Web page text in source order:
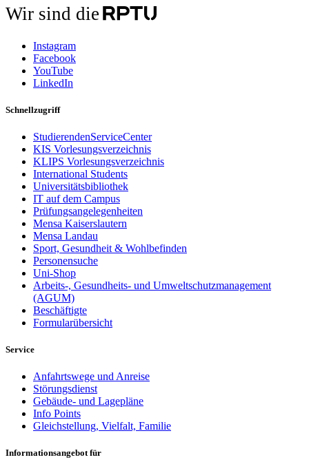
Wir sind die
Instagram
Facebook
YouTube
LinkedIn
Schnellzugriff
StudierendenServiceCenter
KIS Vorlesungsverzeichnis
KLIPS Vorlesungsverzeichnis
International Students
Universitätsbibliothek
IT auf dem Campus
Prüfungsangelegenheiten
Mensa Kaiserslautern
Mensa Landau
Sport, Gesundheit & Wohlbefinden
Personensuche
Uni-Shop
Arbeits-, Gesundheits- und Umweltschutzmanagement
(AGUM)
Beschäftigte
Formularübersicht
Service
Anfahrtswege und Anreise
Störungsdienst
Gebäude- und Lagepläne
Info Points
Gleichstellung, Vielfalt, Familie
Informationsangebot für